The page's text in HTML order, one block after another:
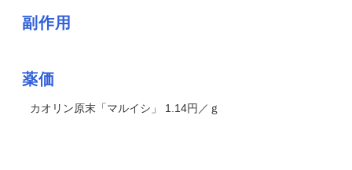
副作用
薬価
カオリン原末「マルイシ」 1.14円／ｇ